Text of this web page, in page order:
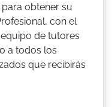
obtener su
con el
de tutores
a todos los
que recibirás